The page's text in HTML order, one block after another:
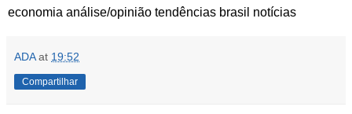
economia análise/opinião tendências brasil notícias
ADA at 19:52
Compartilhar